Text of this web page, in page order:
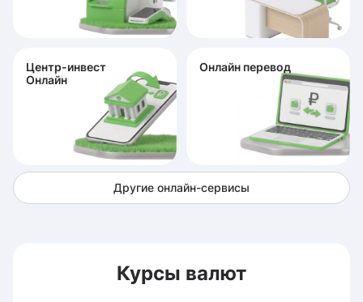
Центр-инвест
Онлайн
Онлайн перевод
Другие онлайн-сервисы
Курсы валют